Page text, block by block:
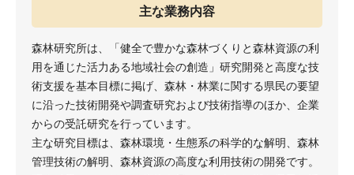
主な業務内容
森林研究所は、「健全で豊かな森林づくりと森林資源の利
用を通じた活力ある地域社会の創造」研究開発と高度な技
術支援を基本目標に掲げ、森林・林業に関する県民の要望
に沿った技術開発や調査研究および技術指導のほか、企業
からの受託研究を行っています。
主な研究目標は、森林環境・生態系の科学的な解明、森林
管理技術の解明、森林資源の高度な利用技術の開発です。